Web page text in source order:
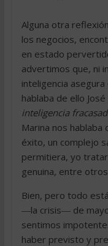
Alguna otra
los negocios,
en estado
advertimos que, ni
inteligencia
hablaba de ello
inteligencia
Marina nos
éxito, un complejo
permitiera, yo
genuina, entre
Bien, pero todo
―la crisis― de
sentimos
haber previsto y